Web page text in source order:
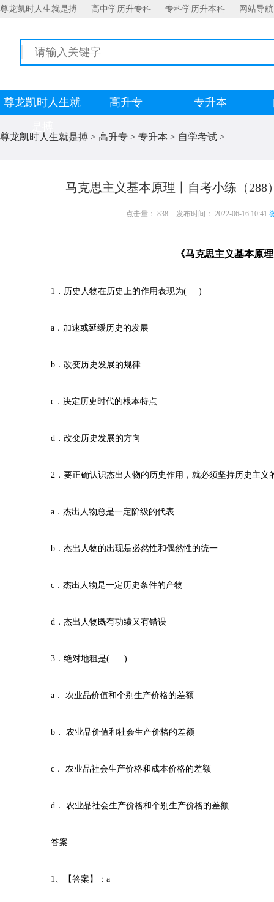
尊龙凯时人生就是搏 高中学历升专科 专科学历升本科 网站导航
尊龙凯时人生就
高升专 专升本
尊龙凯时人生就是搏 > 高升专 > 专升本 > 自学考试 >
马克思主义基本原理丨自考小练（288
点击量： 838 发布时间： 2022-06-16 10:41
《马克思主义基本原
1．历史人物在历史上的作用表现为( )
a．加速或延缓历史的发展
b．改变历史发展的规律
c．决定历史时代的根本特点
d．改变历史发展的方向
2．要正确认识杰出人物的历史作用，就必须坚持历史主
a．杰出人物总是一定阶级的代表
b．杰出人物的出现是必然性和偶然性的统一
c．杰出人物是一定历史条件的产物
d．杰出人物既有功绩又有错误
3．绝对地租是( )
a． 农业品价值和个别生产价格的差额
b． 农业品价值和社会生产价格的差额
c． 农业品社会生产价格和成本价格的差额
d． 农业品社会生产价格和个别生产价格的差额
答案
1、【答案】：a